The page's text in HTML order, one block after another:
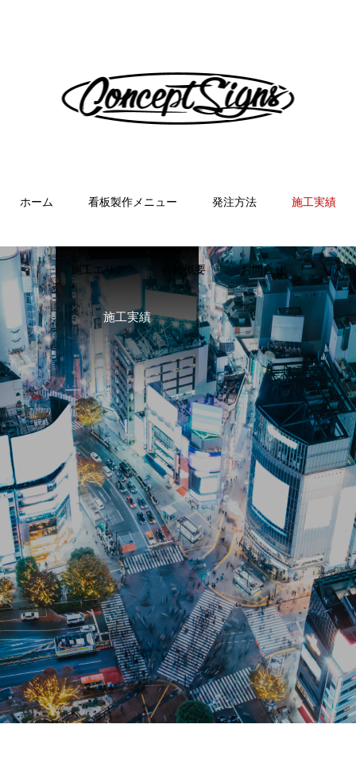
ホーム 看板製作メニュー 発注方法 施工実績
施工エリア 会社概要 お問合せ
施工実績